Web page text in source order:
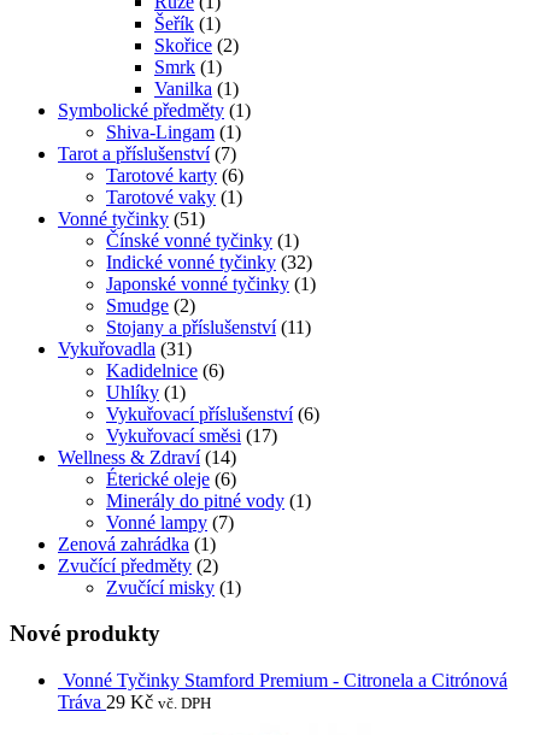
Šeřík (1)
Skořice (2)
Smrk (1)
Vanilka (1)
Symbolické předměty (1)
Shiva-Lingam (1)
Tarot a příslušenství (7)
Tarotové karty (6)
Tarotové vaky (1)
Vonné tyčinky (51)
Čínské vonné tyčinky (1)
Indické vonné tyčinky (32)
Japonské vonné tyčinky (1)
Smudge (2)
Stojany a příslušenství (11)
Vykuřovadla (31)
Kadidelnice (6)
Uhlíky (1)
Vykuřovací příslušenství (6)
Vykuřovací směsi (17)
Wellness & Zdraví (14)
Éterické oleje (6)
Minerály do pitné vody (1)
Vonné lampy (7)
Zenová zahrádka (1)
Zvučící předměty (2)
Zvučící misky (1)
Nové produkty
Vonné Tyčinky Stamford Premium - Citronela a Citrónová
Tráva 29 Kč vč. DPH